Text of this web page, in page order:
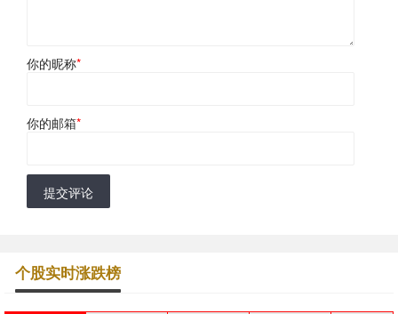
你的昵称*
你的邮箱*
提交评论
个股实时涨跌榜